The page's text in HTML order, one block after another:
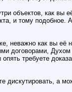
объектов, как вы
и тому подобное.
неважно как вы её
договорами,
требуете
дискутировать, а